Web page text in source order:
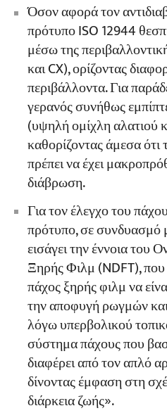
Όσον αφορά τον
πρότυπο ISO 12944
μέσω της
και CX), ορίζοντας
περιβάλλοντα. Για
γερανός συνήθως
(υψηλή ομίχλη αλατιού
καθορίζοντας άμεσα
πρέπει να έχει
διάβρωση.
Για τον έλεγχο του
πρότυπο, σε συνδυασμό
εισάγει την έννοια του
Ξηρής Φιλμ (NDFT), που
πάχος ξηρής φιλμ να
την αποφυγή ρωγμών
λόγω υπερβολικού
σύστημα πάχους που
διαφέρει από τον απλό
δίνοντας έμφαση στη
διάρκεια ζωής».